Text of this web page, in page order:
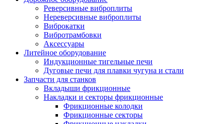
Реверсивные виброплиты
Нереверсивные виброплиты
Виброкатки
Вибротрамбовки
Аксессуары
Литейное оборудование
Индукционные тигельные печи
Дуговые печи для плавки чугуна и стали
Запчасти для станков
Вкладыши фрикционные
Накладки и секторы фрикционные
Фрикционные колодки
Фрикционные секторы